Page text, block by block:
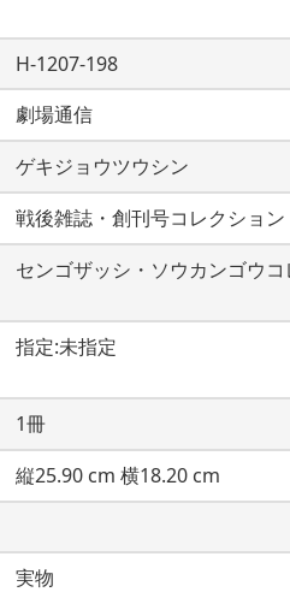
H-1207-198
劇場通信
ゲキジョウツウシン
戦後雑誌・創刊号コレクション
センゴザッシ・ソウカンゴウ
指定:未指定
1冊
縦25.90 cm 横18.20 cm
実物